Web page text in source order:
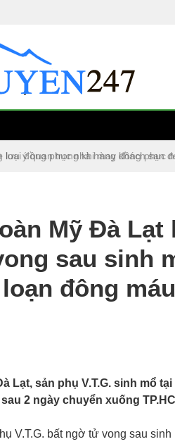
loại đồng phục nhà hàng khách sạn
Mỹ Đà Lạt
sau sinh
đông
Lạt, sản phụ V.T.G. sinh mổ
2 ngày chuyển xuống
V.T.G. bất ngờ tử vong sau